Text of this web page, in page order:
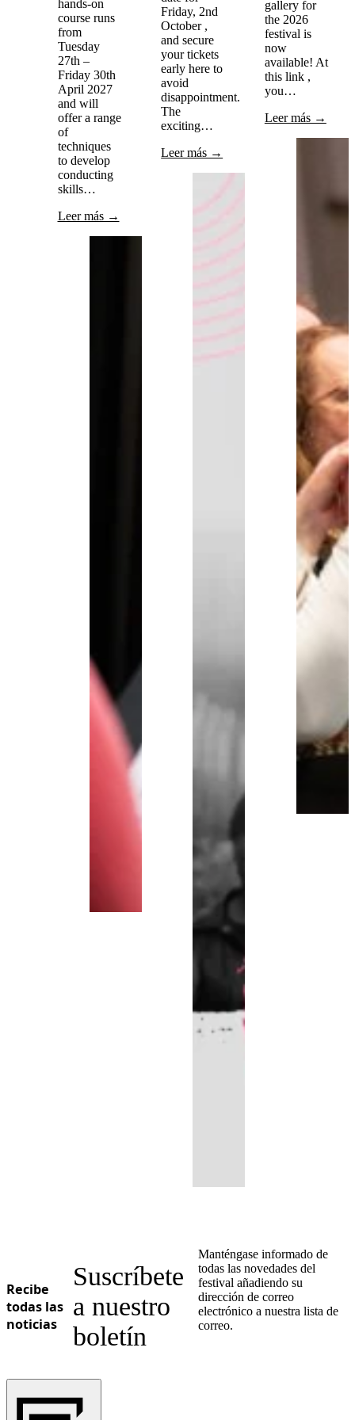
hands-on
course runs
from
Tuesday
27th –
Friday 30th
April 2027
and will
offer a range
of
techniques
to develop
conducting
skills…
Leer más →
Friday, 2nd
October ,
and secure
your tickets
early here to
avoid
disappointment.
The
exciting…
Leer más →
gallery for
the 2026
festival is
now
available! At
this link ,
you…
Leer más →
Recibe
todas las
noticias
Suscríbete
a nuestro
boletín
Manténgase informado de
todas las novedades del
festival añadiendo su
dirección de correo
electrónico a nuestra lista de
correo.